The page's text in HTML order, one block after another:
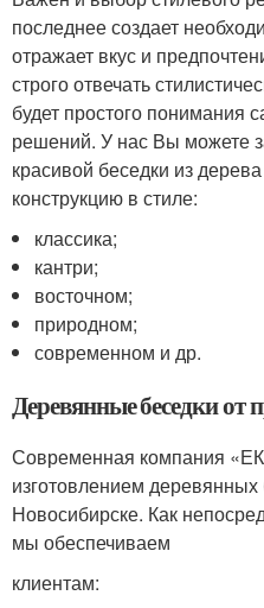
последнее создает
отражает вкус и
строго отвечать
будет простого понимания
решений. У нас Вы можете
красивой беседки из
конструкцию в стиле:
классика;
кантри;
восточном;
природном;
современном и др.
Деревянные беседки от
Современная компания
изготовлением
Новосибирске. Как
мы обеспечиваем
клиентам: